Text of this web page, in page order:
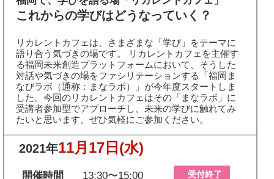
これからの学びはどうなっていく？
リカレントカフェは、さまざまな「学び」をテーマに
語り合う気づきの場です。 リカレントカフェを主催す
る福岡未来創造プラットフォームにおいて、そうした
対話や気づきの場をファシリテーションする「福岡ま
なびラボ（通称：まなラボ）」が今年度スタートしま
した。今回のリカレントカフェはその「まなラボ」に
受講者参加型でアプローチし、未来の学びに触れてみ
たいと思います。ぜひ気軽にご参加ください。
2021年11月17日 (水)
開催時間 13:30〜15:00 受付終了